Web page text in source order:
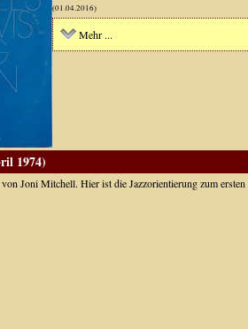
(01.04.2016)
Mehr ...
1974)
Joni Mitchell. Hier ist die Jazzorientierung zum